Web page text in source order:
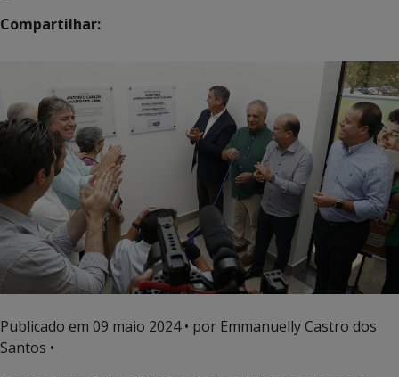
Compartilhar:
Publicado em 09 maio 2024• por Emmanuelly Castro dos
Santos •